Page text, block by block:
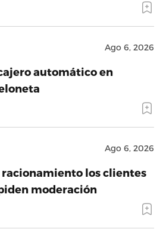
Ago 6, 2026
automático en
Ago 6, 2026
racionamiento los clientes
moderación